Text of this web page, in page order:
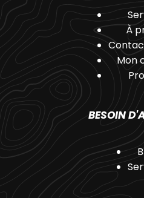
À
Mon
BESOIN